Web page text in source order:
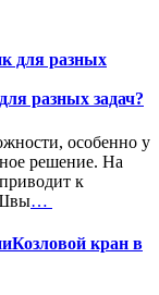
разных задач?
особенно у
решение. На
к
Швы…
Козловой кран в